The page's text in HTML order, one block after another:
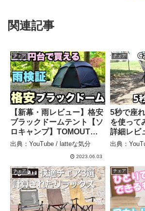
関連記事
チェア
【新幕・雨レビュー】格安
ブラックドームテント【ソ
ロキャンプ】TOMOUTツ
ーリングドーム – latteな気
出典：YouTube / latteな気分
2023.06.03
チェア
5秒で座
を使って
詳細レビ
出典：
チェア チェア